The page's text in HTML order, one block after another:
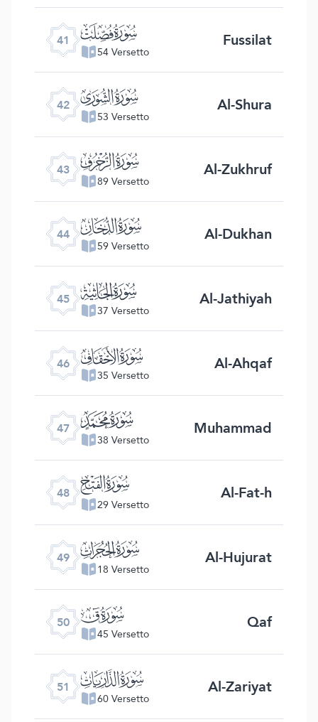
41 ﯖ
54 Versetto Fussilat
42 ﯗ
53 Versetto Al-Shura
43 ﯘ
89 Versetto Al-Zukhruf
44 ﯙ
59 Versetto Al-Dukhan
45 ﯚ
37 Versetto Al-Jathiyah
46 ﯛ
35 Versetto Al-Ahqaf
47 ﯜ
38 Versetto Muhammad
48 ﯝ
29 Versetto Al-Fat-h
49 ﯞ
18 Versetto Al-Hujurat
50 ﯟ
45 Versetto Qaf
51 ﯠ
60 Versetto Al-Zariyat